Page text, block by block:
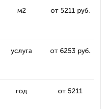
м2 от 5211 руб.
услуга от 6253 руб.
год от 5211